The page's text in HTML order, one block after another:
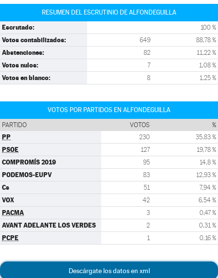
RESUMEN DEL ESCRUTINIO DE ALFONDEGUILLA
Escrutado: 100 %
Votos contabilizados: 649 88,78 %
Abstenciones: 82 11,22 %
Votos nulos: 7 1,08 %
Votos en blanco: 8 1,25 %
VOTOS POR PARTIDOS EN ALFONDEGUILLA
PARTIDO VOTOS %
PP 230 35,83 %
PSOE 127 19,78 %
COMPROMÍS 2019 95 14,8 %
PODEMOS-EUPV 83 12,93 %
Cs 51 7,94 %
VOX 42 6,54 %
PACMA 3 0,47 %
AVANT ADELANTE LOS VERDES 2 0,31 %
PCPE 1 0,16 %
Descárgate los datos en xml